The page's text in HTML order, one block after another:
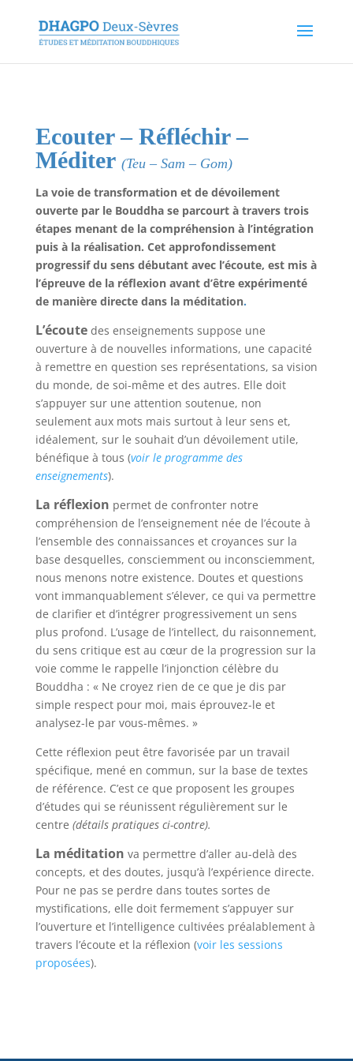
Ecouter – Réfléchir –
Méditer (Teu – Sam – Gom)
La voie de transformation et de dévoilement
ouverte par le Bouddha se parcourt à travers trois
étapes menant de la compréhension à l’intégration
puis à la réalisation. Cet approfondissement
progressif du sens débutant avec l’écoute, est mis à
l’épreuve de la réflexion avant d’être expérimenté
de manière directe dans la méditation.
L’écoute des enseignements suppose une
ouverture à de nouvelles informations, une capacité
à remettre en question ses représentations, sa vision
du monde, de soi-même et des autres. Elle doit
s’appuyer sur une attention soutenue, non
seulement aux mots mais surtout à leur sens et,
idéalement, sur le souhait d’un dévoilement utile,
bénéfique à tous (voir le programme des
enseignements).
La réflexion permet de confronter notre
compréhension de l’enseignement née de l’écoute à
l’ensemble des connaissances et croyances sur la
base desquelles, consciemment ou inconsciemment,
nous menons notre existence. Doutes et questions
vont immanquablement s’élever, ce qui va permettre
de clarifier et d’intégrer progressivement un sens
plus profond. L’usage de l’intellect, du raisonnement,
du sens critique est au cœur de la progression sur la
voie comme le rappelle l’injonction célèbre du
Bouddha : « Ne croyez rien de ce que je dis par
simple respect pour moi, mais éprouvez-le et
analysez-le par vous-mêmes. »
Cette réflexion peut être favorisée par un travail
spécifique, mené en commun, sur la base de textes
de référence. C’est ce que proposent les groupes
d’études qui se réunissent régulièrement sur le
centre (détails pratiques ci-contre).
La méditation va permettre d’aller au-delà des
concepts, et des doutes, jusqu’à l’expérience directe.
Pour ne pas se perdre dans toutes sortes de
mystifications, elle doit fermement s’appuyer sur
l’ouverture et l’intelligence cultivées préalablement à
travers l’écoute et la réflexion (voir les sessions
proposées).